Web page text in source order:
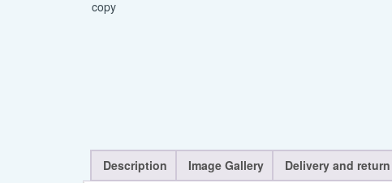
Description Image Gallery Delivery and return